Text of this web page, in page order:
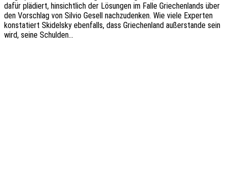
dafür plädiert, hinsicht­lich der Lösun­gen im Falle Grie­chen­lands über
den Vorschlag von Silvio Gesell nach­zu­den­ken. Wie viele Exper­ten
konsta­tiert Skidelsky eben­falls, dass Grie­chen­land außer­stan­de sein
wird, seine Schulden…